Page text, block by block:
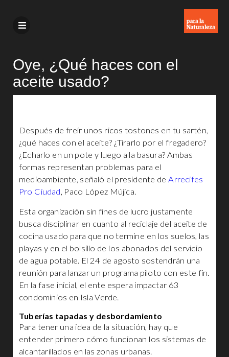
Oye, ¿Qué haces con el
aceite usado?
Después de freír unos ricos tostones en tu sartén,
¿qué haces con el aceite? ¿Tirarlo por el fregadero?
¿Echarlo en un pote y luego a la basura? Ambas
formas representan problemas para el
medioambiente, señaló el presidente deArrecifes
Pro Ciudad, Paco López Mújica.
Esta organización sin fines de lucro justamente
busca disciplinar en cuanto al reciclaje del aceite de
cocina usado para que no termine en los suelos, las
playas y en el bolsillo de los abonados del servicio
de agua potable. El 24 de agosto sostendrán una
reunión para lanzar un programa piloto con este fin.
En la fase inicial, el ente espera impactar 63
condominios en Isla Verde.
Tuberías tapadas y desbordamiento
Para tener una idea de la situación, hay que
entender primero cómo funcionan los sistemas de
alcantarillados en las zonas urbanas.